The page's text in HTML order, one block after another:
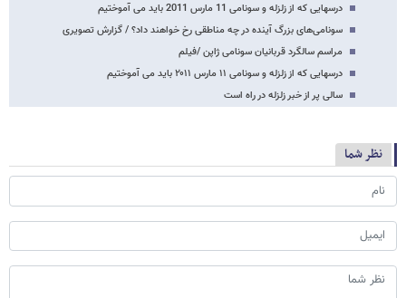
درسهایی که از زلزله و سونامی 11 مارس 2011 باید می آموختیم
سونامی‌های بزرگ آینده در چه مناطقی رخ خواهند داد؟ / گزارش تصویری
مراسم سالگرد قربانیان سونامی ژاپن /فیلم
درسهایی که از زلزله و سونامی ۱۱ مارس ۲۰۱۱ باید می آموختیم
سالی پر از خبر زلزله در راه است
نظر شما